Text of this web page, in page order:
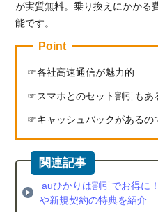
が実質無料。乗り換えにかかる
能です。
Point
各社高速通信が魅力的
スマホとのセット割引もあ
キャッシュバックがあるの
auひかりは割引でお得に
や新規契約の特典を紹介